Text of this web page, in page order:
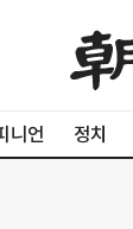
니언 정치